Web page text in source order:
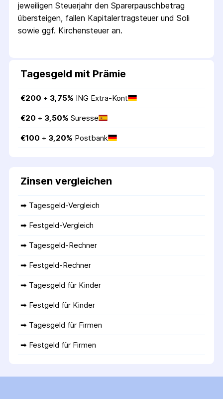
jeweiligen Steuerjahr den Sparer­pausch­betrag
übersteigen, fallen Kapital­ertrag­steuer und Soli
sowie ggf. Kirchensteuer an.
Tagesgeld mit Prämie
€200 + 3,75% ING Extra-Kont
€20 + 3,50% Suresse
€100 + 3,20% Postbank
Zinsen vergleichen
➡ Tagesgeld-Vergleich
➡ Festgeld-Vergleich
➡ Tagesgeld-Rechner
➡ Festgeld-Rechner
➡ Tagesgeld für Kinder
➡ Festgeld für Kinder
➡ Tagesgeld für Firmen
➡ Festgeld für Firmen